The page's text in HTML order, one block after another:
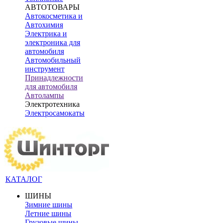
АВТОТОВАРЫ
Автокосметика и
Автохимия
Электрика и
электроника для
автомобиля
Автомобильный
инструмент
Принадлежности
для автомобиля
Автолампы
Электротехника
Электросамокаты
КАТАЛОГ
ШИНЫ
Зимние шины
Летние шины